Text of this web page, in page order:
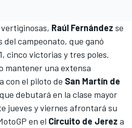
Raúl Fernández se
del campeonato, que ganó
cinco victorias y tres poles.
mantener una extensa
con el piloto de San Martín de
debutará en la clase mayor
jueves y viernes afrontará su
en el Circuito de Jerez a